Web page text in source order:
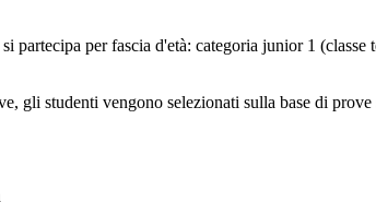
per fascia d'età: categoria junior 1
gli studenti vengono selezionati sulla base di